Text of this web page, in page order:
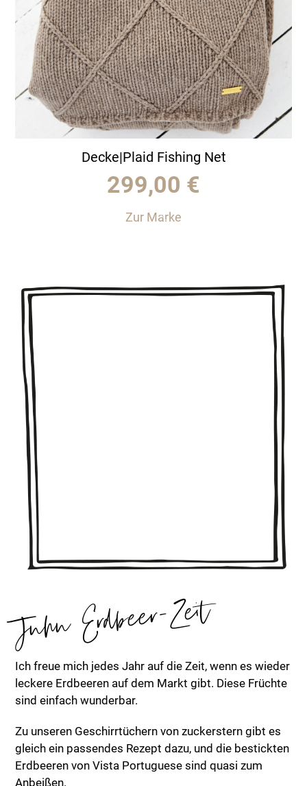
Decke|Plaid Fishing Net
299,00 €
Zur Marke
Juhu Erdbeer-Zeit
Ich freue mich jedes Jahr auf die Zeit, wenn es wieder
leckere Erdbeeren auf dem Markt gibt. Diese Früchte
sind einfach wunderbar.
Zu unseren Geschirrtüchern von zuckerstern gibt es
gleich ein passendes Rezept dazu, und die bestickten
Erdbeeren von Vista Portuguese sind quasi zum
Anbeißen.